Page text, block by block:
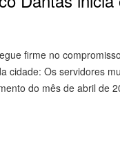
firme no
cidade: Os servidores
do mês de abril de